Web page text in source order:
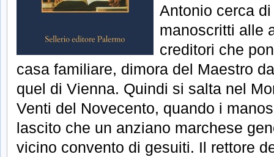
Antonio cerca
manoscritti alle
creditori che
casa familiare, dimora del Maestro
quel di Vienna. Quindi si salta nel
Venti del Novecento, quando i
lascito che un anziano marchese
vicino convento di gesuiti. Il rettore